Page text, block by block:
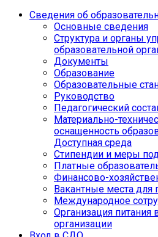
Сведения об
Основные сведения
Структура и органы
образовательной
Документы
Образование
Образовательные
Руководство
Педагогический
Материально-
оснащенность
Доступная среда
Cтипендии и меры
Платные
Финансово-
Вакантные места для
Международное
Организация питания
организации